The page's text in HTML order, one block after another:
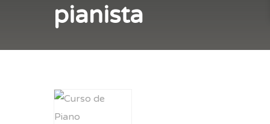
pianista